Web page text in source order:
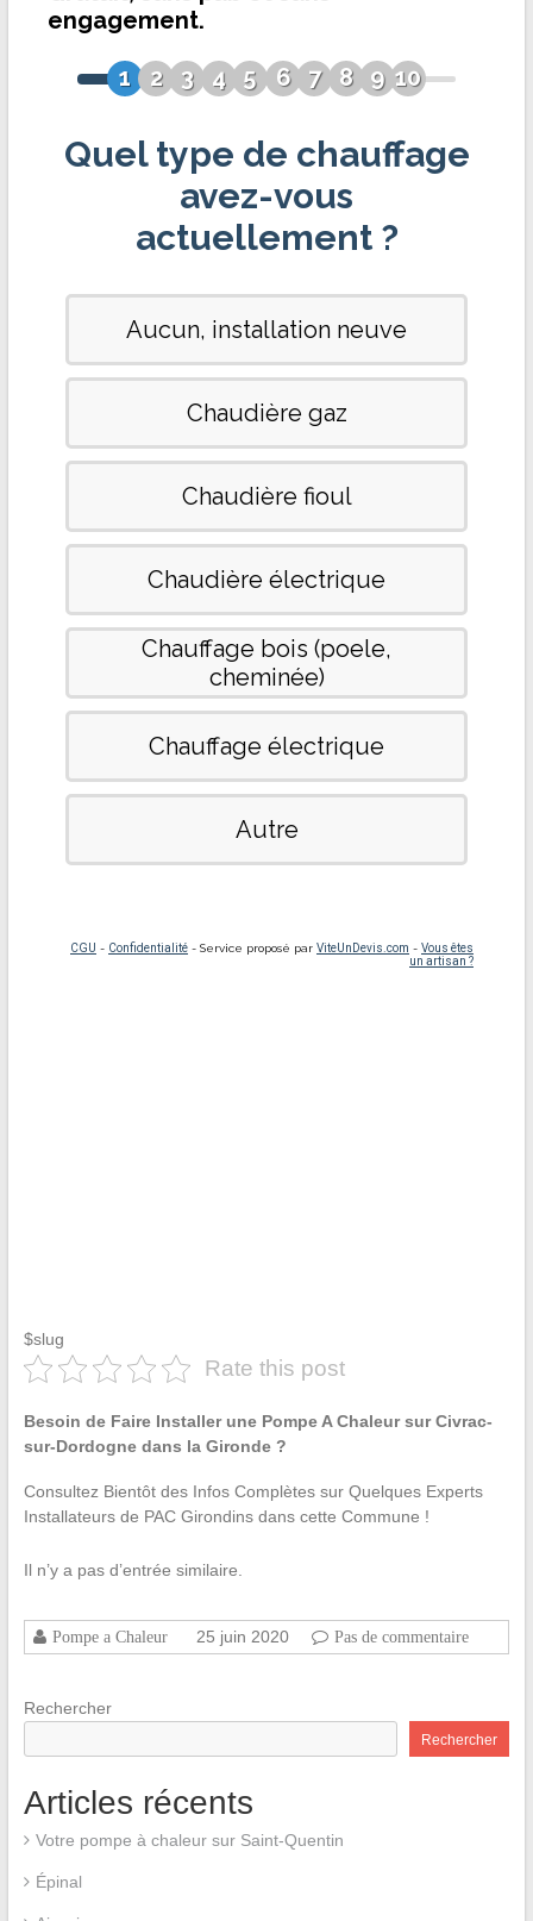
$slug
Rate this post
Besoin de Faire Installer une Pompe A Chaleur sur Civrac-
sur-Dordogne dans la Gironde ?
Consultez Bientôt des Infos Complètes sur Quelques Experts
Installateurs de PAC Girondins dans cette Commune !
Il n’y a pas d’entrée similaire.
Pompe a Chaleur 25 juin 2020 Pas de commentaire
Rechercher
Rechercher
Articles récents
Votre pompe à chaleur sur Saint-Quentin
Épinal